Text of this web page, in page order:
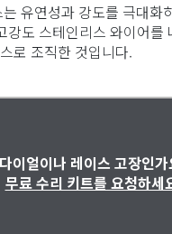
유연성과 강도를 극대화
강도 스테인리스 와이어를
로 조직한 것입니다.
다이얼이나 레이스 고장인가
무료 수리 키트를 요청하세